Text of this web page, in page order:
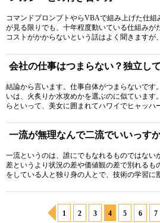
コマンドプロンプトやらVBAで組み上げた仕
が見る限りでも、十年程度動いている仕組みが
コストがかからないという話はよく聞きますが
会社の仕事はつまらない？独立し
結論から言います。仕事自体がつまらないです
いは、火炙りか水攻めかを選ぶのに似ています
らといって、美女に囲まれてハワイでヒャッハ
一流が無理なんで二流でいいっす
一流というのは、誰にでもなれるものではない
差というより状況の差や価値観の差で別れるも
をしている人と独り身の人とで、技術の学習に
1 2 3 4 5 6 7